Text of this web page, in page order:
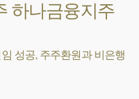
하나금융지주
성공, 주주환원과 비은행